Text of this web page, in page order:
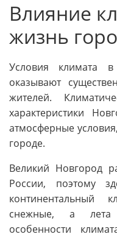
Влияние
жизнь
Условия климата
оказывают
жителей.
характеристики
атмосферные
городе.
Великий Новгород
России, поэтому
снежные, а лета
особенности